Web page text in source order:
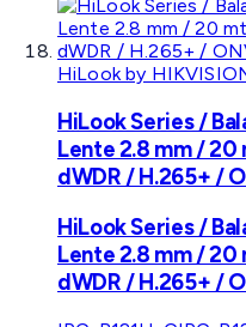
HiLook by
HiLook Series /
Lente 2.8 mm / 20
dWDR / H.265+ /
HiLook Series /
Lente 2.8 mm / 20
dWDR / H.265+ /